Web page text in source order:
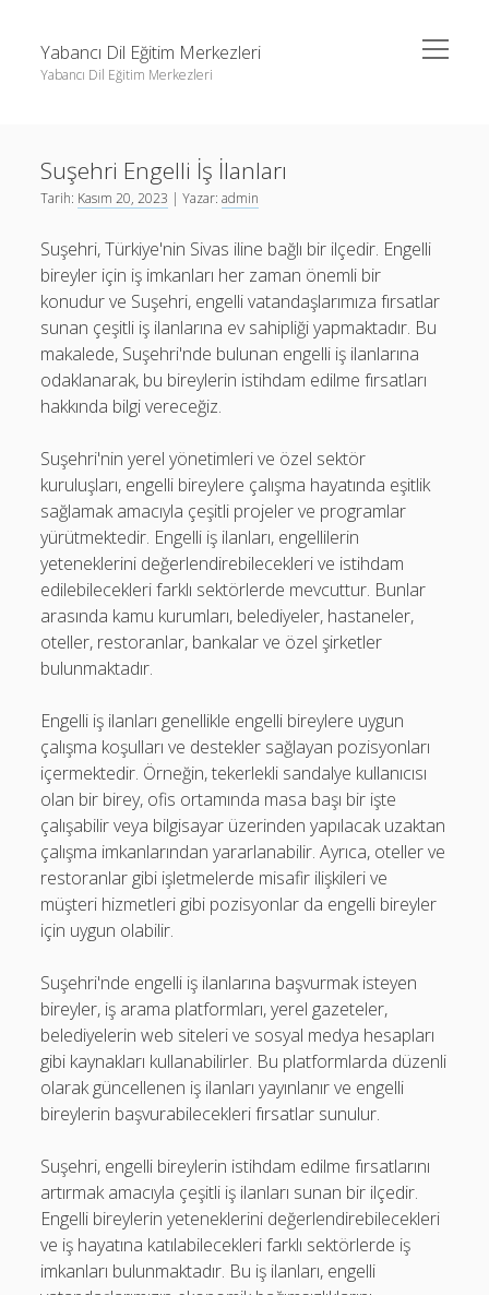
Yabancı Dil Eğitim Merkezleri
Yabancı Dil Eğitim Merkezleri
menüyü
aç
Liste
Sayfa Listesi
Shorts Abone Arttırma Ücretsiz
Threads Beğeni Çoğaltma Bedava
Liste
Sayfa Listesi
Shorts Abone Arttırma Ücretsiz
Threads Beğeni Çoğaltma Bedava
Suşehri Engelli İş İlanları
Tarih: Kasım 20, 2023 | Yazar:admin
Suşehri, Türkiye'nin Sivas iline bağlı bir ilçedir. Engelli
bireyler için iş imkanları her zaman önemli bir
konudur ve Suşehri, engelli vatandaşlarımıza fırsatlar
sunan çeşitli iş ilanlarına ev sahipliği yapmaktadır. Bu
makalede, Suşehri'nde bulunan engelli iş ilanlarına
odaklanarak, bu bireylerin istihdam edilme fırsatları
hakkında bilgi vereceğiz.
Suşehri'nin yerel yönetimleri ve özel sektör
kuruluşları, engelli bireylere çalışma hayatında eşitlik
sağlamak amacıyla çeşitli projeler ve programlar
yürütmektedir. Engelli iş ilanları, engellilerin
yeteneklerini değerlendirebilecekleri ve istihdam
edilebilecekleri farklı sektörlerde mevcuttur. Bunlar
arasında kamu kurumları, belediyeler, hastaneler,
oteller, restoranlar, bankalar ve özel şirketler
bulunmaktadır.
Engelli iş ilanları genellikle engelli bireylere uygun
çalışma koşulları ve destekler sağlayan pozisyonları
içermektedir. Örneğin, tekerlekli sandalye kullanıcısı
olan bir birey, ofis ortamında masa başı bir işte
çalışabilir veya bilgisayar üzerinden yapılacak uzaktan
çalışma imkanlarından yararlanabilir. Ayrıca, oteller ve
restoranlar gibi işletmelerde misafir ilişkileri ve
müşteri hizmetleri gibi pozisyonlar da engelli bireyler
için uygun olabilir.
Suşehri'nde engelli iş ilanlarına başvurmak isteyen
bireyler, iş arama platformları, yerel gazeteler,
belediyelerin web siteleri ve sosyal medya hesapları
gibi kaynakları kullanabilirler. Bu platformlarda düzenli
olarak güncellenen iş ilanları yayınlanır ve engelli
bireylerin başvurabilecekleri fırsatlar sunulur.
Suşehri, engelli bireylerin istihdam edilme fırsatlarını
artırmak amacıyla çeşitli iş ilanları sunan bir ilçedir.
Engelli bireylerin yeteneklerini değerlendirebilecekleri
ve iş hayatına katılabilecekleri farklı sektörlerde iş
imkanları bulunmaktadır. Bu iş ilanları, engelli